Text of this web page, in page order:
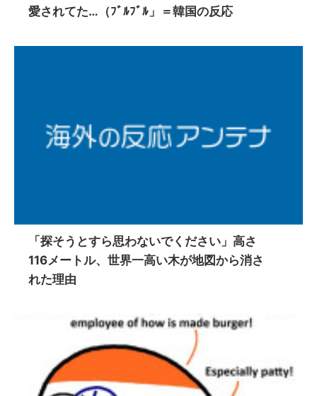
愛されてた…（ﾌﾞﾙﾌﾞﾙ」＝韓国の反応
「探そうとすら思わないでください」高さ
116メートル、世界一高い木が地図から消さ
れた理由